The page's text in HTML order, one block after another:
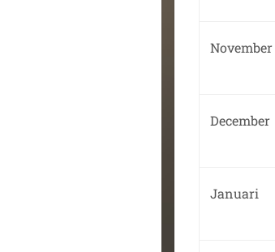
November
December
Januari